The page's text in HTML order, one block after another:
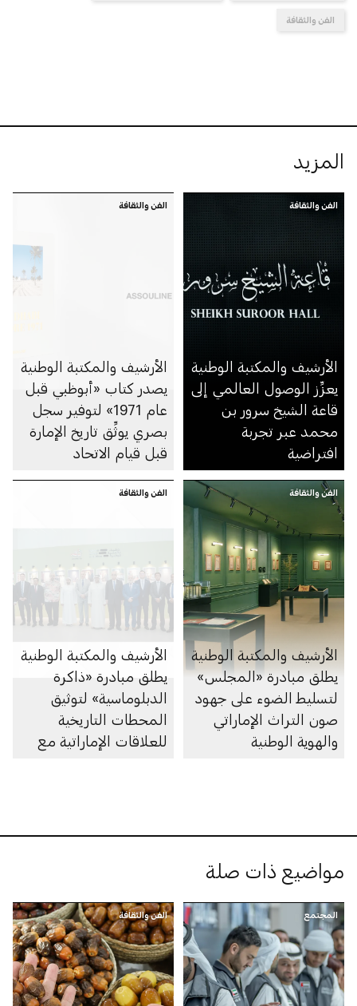
الفن والثقافة
المزيد
الفن والثقافة
الأرشيف والمكتبة الوطنية
يعزِّز الوصول العالمي إلى
قاعة الشيخ سرور بن
محمد عبر تجربة
افتراضية
الفن والثقافة
الأرشيف والمكتبة الوطنية
يصدر كتاب «أبوظبي قبل
عام 1971» لتوفير سجل
بصري يوثِّق تاريخ الإمارة
قبل قيام الاتحاد
الفن والثقافة
الأرشيف والمكتبة الوطنية
يطلق مبادرة «المجلس»
لتسليط الضوء على جهود
صون التراث الإماراتي
والهوية الوطنية
الفن والثقافة
الأرشيف والمكتبة الوطنية
يطلق مبادرة «ذاكرة
الدبلوماسية» لتوثيق
المحطات التاريخية
للعلاقات الإماراتية مع
مواضيع ذات صلة
المجتمع الفن والثقافة